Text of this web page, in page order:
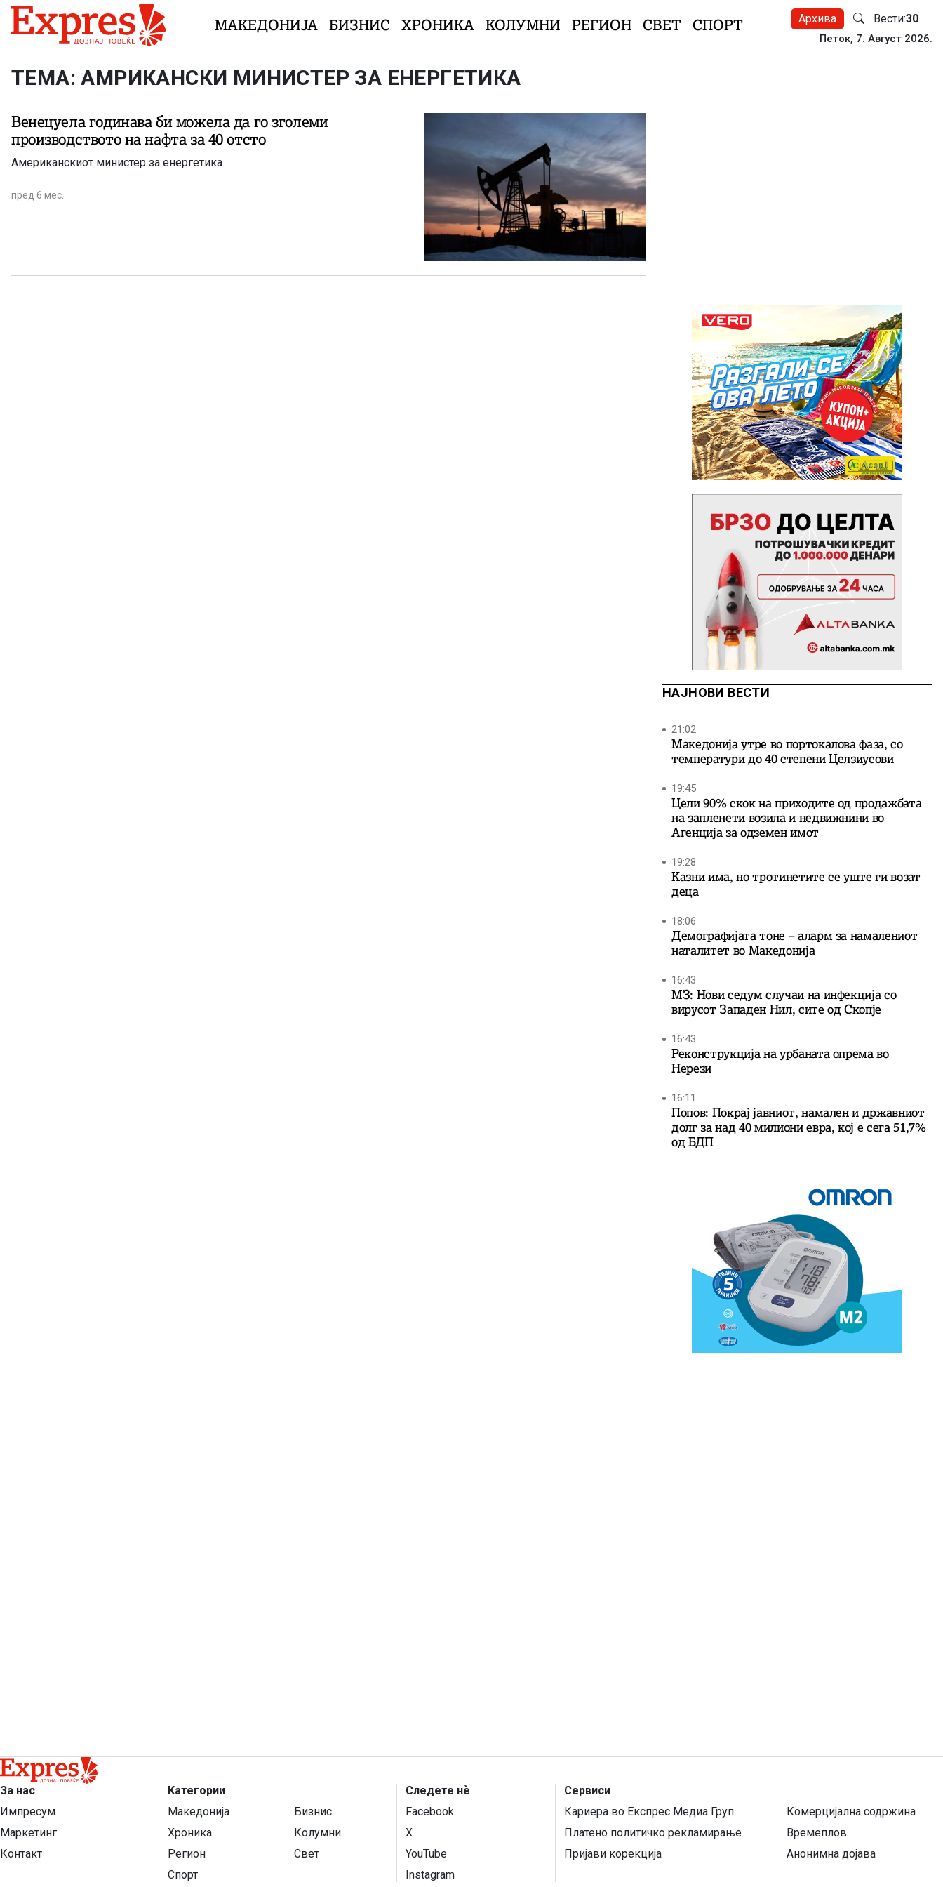
Skip to content
МАКЕДОНИЈА БИЗНИС ХРОНИКА КОЛУМНИ РЕГИОН СВЕТ СПОРТ Архива Вести:30
Петок, 7. Август 2026.
ТЕМА: АМРИКАНСКИ МИНИСТЕР ЗА ЕНЕРГЕТИКА
Венецуела годинава би можела да го зголеми
производството на нафта за 40 отсто
Американскиот министер за енергетика
пред 6 мес.
НАЈНОВИ ВЕСТИ
21:02
Македонија утре во портокалова фаза, со
температури до 40 степени Целзиусови
19:45
Цели 90% скок на приходите од продажбата
на запленети возила и недвижнини во
Агенција за одземен имот
19:28
Казни има, но тротинетите се уште ги возат
деца
18:06
Демографијата тоне – аларм за намалениот
наталитет во Македонија
16:43
МЗ: Нови седум случаи на инфекција со
вирусот Западен Нил, сите од Скопје
16:43
Реконструкција на урбаната опрема во
Нерези
16:11
Попов: Покрај јавниот, намален и државниот
долг за над 40 милиони евра, кој e сега 51,7%
од БДП
За нас
Импресум
Маркетинг
Контакт
Категории
Македонија
Бизнис
Хроника
Колумни
Регион
Свет
Спорт
Следете нѐ
Facebook
X
YouTube
Instagram
Сервиси
Кариера во Експрес Медиа Груп
Комерцијална содржина
Платено политичко рекламирање
Времеплов
Пријави корекција
Анонимна дојава